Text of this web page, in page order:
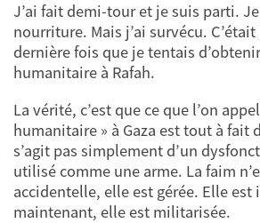
J’ai fait demi-tour et je suis parti. Je
nourriture. Mais j’ai survécu.
dernière fois que je tentais
humanitaire à Rafah.
La vérité, c’est que ce que l’on
humanitaire » à Gaza est tout à fait
s’agit pas simplement d’un
utilisé comme une arme. La faim
accidentelle, elle est gérée. Elle est
maintenant, elle est militarisée.